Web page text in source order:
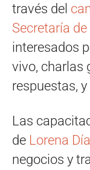
través del
Secretaría
interesados
vivo, charlas
respuestas,
Las
de Lorena
negocios y